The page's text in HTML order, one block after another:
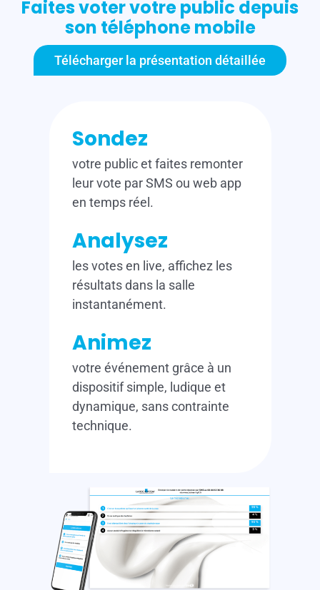
Faites voter votre public depuis
son téléphone mobile
Télécharger la présentation détaillée
Sondez
votre public et faites remonter
leur vote par SMS ou web app
en temps réel.
Analysez
les votes en live, affichez les
résultats dans la salle
instantanément.
Animez
votre événement grâce à un
dispositif simple, ludique et
dynamique, sans contrainte
technique.